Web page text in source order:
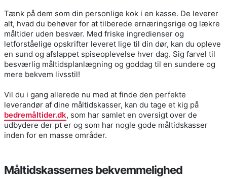
Tænk på dem som din personlige kok i en kasse. De leverer
alt, hvad du behøver for at tilberede ernæringsrige og lækre
måltider uden besvær. Med friske ingredienser og
letforståelige opskrifter leveret lige til din dør, kan du opleve
en sund og afslappet spiseoplevelse hver dag. Sig farvel til
besværlig måltidsplanlægning og goddag til en sundere og
mere bekvem livsstil!
Vil du i gang allerede nu med at finde den perfekte
leverandør af dine måltidskasser, kan du tage et kig på
bedremåltider.dk, som har samlet en oversigt over de
udbydere der pt er og som har nogle gode måltidskasser
inden for en masse områder.
Måltidskassernes bekvemmelighed